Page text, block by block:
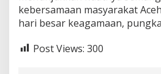
kebersamaan masyarakat
hari besar keagamaan,
Post Views: 300